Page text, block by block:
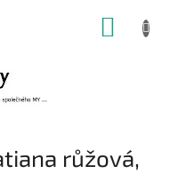
růžová,